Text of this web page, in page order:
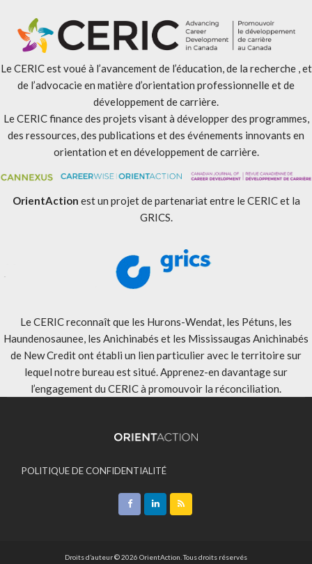
Le CERIC est voué à l’avancement de l’éducation, de la recherche , et
de l’advocacie en matière d’orientation professionnelle et de
développement de carrière.
Le CERIC finance des projets visant à développer des programmes,
des ressources, des publications et des événements innovants en
orientation et en développement de carrière.
OrientAction est un projet de partenariat entre le CERIC et la
GRICS.
Le CERIC reconnaît que les Hurons-Wendat, les Pétuns, les
Haundenosaunee, les Anichinabés et les Mississaugas Anichinabés
de New Credit ont établi un lien particulier avec le territoire sur
lequel notre bureau est situé. Apprenez-en davantage sur
l’engagement du CERIC à promouvoir la réconciliation.
POLITIQUE DE CONFIDENTIALITÉ
ACCEPTATION DES MODALITÉS CONTACT
Droits d’auteur © 2026 OrientAction. Tous droits réservés